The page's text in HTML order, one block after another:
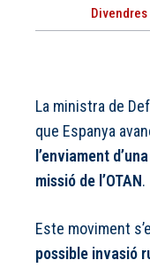
La ministra de
que Espanya
l’enviament
missió de l’OTAN.
Este moviment
possible invasió